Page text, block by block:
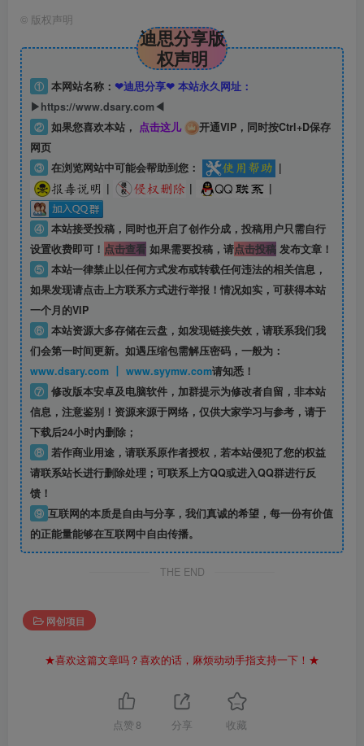
© 版权声明
迪思分享版
权声明
① 本网站名称： ❤迪思分享❤ 本站永久网址：
▶https://www.dsary.com◀
② 如果您喜欢本站， 点击这儿
开通VIP，同时按Ctrl+D保存
网页
③ 在浏览网站中可能会帮助到您：
|
|
| |
④ 本站接受投稿，同时也开启了创作分成，投稿用户只需自行
设置收费即可！ 点击查看如果需要投稿，请点击投稿发布文章！
⑤ 本站一律禁止以任何方式发布或转载任何违法的相关信息，
如果发现请点击上方联系方式进行举报！情况如实，可获得本站
一个月的VIP
⑥ 本站资源大多存储在云盘，如发现链接失效，请联系我们我
们会第一时间更新。如遇压缩包需解压密码，一般为：
www.dsary.com 丨 www.syymw.com请知悉！
⑦ 修改版本安卓及电脑软件，加群提示为修改者自留， 非本站
信息 ，注意鉴别！资源来源于网络，仅供大家学习与参考，请于
下载后24小时内删除；
⑧ 若作商业用途，请联系原作者授权，若本站侵犯了您的权益
请联系站长进行删除处理；可联系上方QQ或进入QQ群进行反
馈！
⑨ 互联网的本质是自由与分享，我们真诚的希望，每一份有价值
的正能量能够在互联网中自由传播。
THE END
网创项目
★喜欢这篇文章吗？喜欢的话，麻烦动动手指支持一下！★
点赞 8 分享 收藏